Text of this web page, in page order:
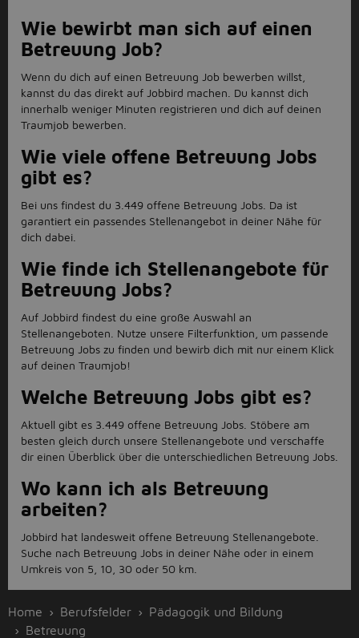
Wie bewirbt man sich auf einen
Betreuung Job?
Wenn du dich auf einen Betreuung Job bewerben willst,
kannst du das direkt auf Jobbird machen. Du kannst dich
innerhalb weniger Minuten registrieren und dich auf deinen
Traumjob bewerben.
Wie viele offene Betreuung Jobs
gibt es?
Bei uns findest du 3.449 offene Betreuung Jobs. Da ist
garantiert ein passendes Stellenangebot in deiner Nähe für
dich dabei.
Wie finde ich Stellenangebote für
Betreuung Jobs?
Auf Jobbird findest du eine groß e Auswahl an
Stellenangeboten. Nutze unsere Filterfunktion, um passende
Betreuung Jobs zu finden und bewirb dich mit nur einem Klick
auf deinen Traumjob!
Welche Betreuung Jobs gibt es?
Aktuell gibt es 3.449 offene Betreuung Jobs. Stöbere am
besten gleich durch unsere Stellenangebote und verschaffe
dir einen Überblick über die unterschiedlichen Betreuung Jobs.
Wo kann ich als Betreuung
arbeiten?
Jobbird hat landesweit offene Betreuung Stellenangebote.
Suche nach Betreuung Jobs in deiner Nähe oder in einem
Umkreis von 5, 10, 30 oder 50 km.
Home Berufsfelder
Pädagogik und Bildung
Betreuung